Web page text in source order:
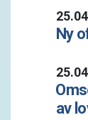
Ny
av